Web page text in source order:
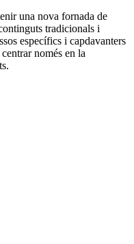
una nova fornada de
tradicionals i
específics i capdavanters
només en la